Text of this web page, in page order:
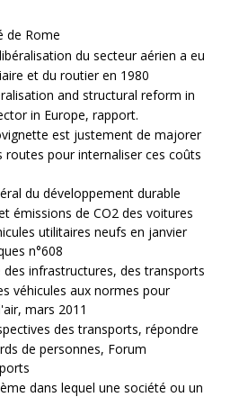
de Rome
du secteur aérien a eu
et du routier en 1980
and structural reform in
in Europe, rapport.
est justement de majorer
routes pour internaliser ces coûts
du développement durable
émissions de CO2 des voitures
utilitaires neufs en janvier
n°608
infrastructures, des transports
véhicules aux normes pour
mars 2011
des transports, répondre
de personnes, Forum
dans lequel une société ou un